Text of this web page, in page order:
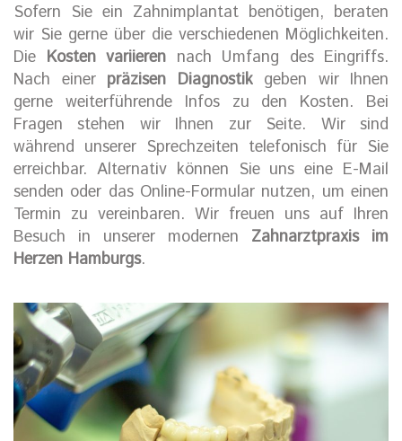
Sofern Sie ein Zahnimplantat benötigen, beraten
wir Sie gerne über die verschiedenen Möglichkeiten.
Die Kosten variieren nach Umfang des Eingriffs.
Nach einer präzisen Diagnostikgeben wir Ihnen
gerne weiterführende Infos zu den Kosten. Bei
Fragen stehen wir Ihnen zur Seite. Wir sind
während unserer Sprechzeiten telefonisch für Sie
erreichbar. Alternativ können Sie uns eine E-Mail
senden oder das Online-Formular nutzen, um einen
Termin zu vereinbaren. Wir freuen uns auf Ihren
Besuch in unserer modernen Zahnarztpraxis im
Herzen Hamburgs.